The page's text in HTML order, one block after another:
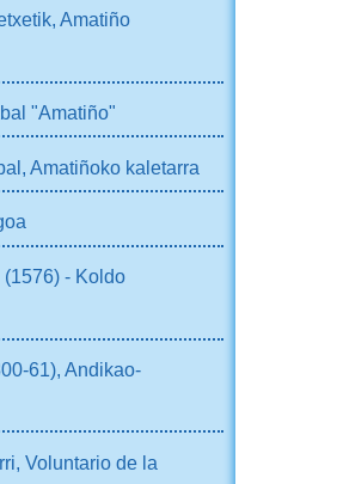
Amatiño
"Amatiño"
Amatiñoko kaletarra
- Koldo
61), Andikao-
Voluntario de la